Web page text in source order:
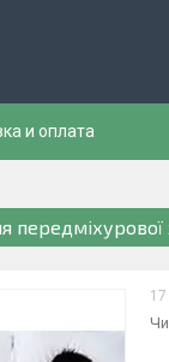
и оплата
17